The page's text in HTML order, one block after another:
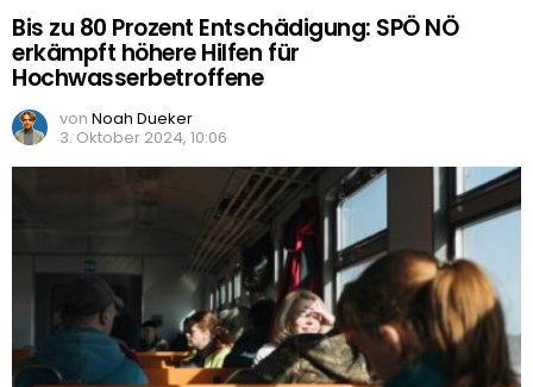
Bis zu 80 Prozent Entschädigung: SPÖ NÖ
erkämpft höhere Hilfen für
Hochwasserbetroffene
von Noah Dueker
3. Oktober 2024, 10:06